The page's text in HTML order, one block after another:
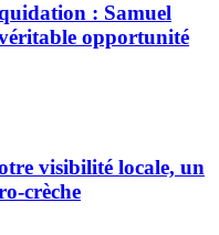
: Samuel
opportunité
visibilité locale, un
crèche